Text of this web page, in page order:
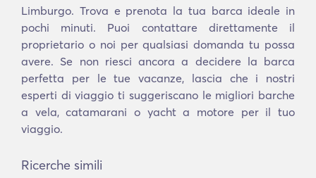
Limburgo. Trova e prenota la tua barca ideale in
pochi minuti. Puoi contattare direttamente il
proprietario o noi per qualsiasi domanda tu possa
avere. Se non riesci ancora a decidere la barca
perfetta per le tue vacanze, lascia che i nostri
esperti di viaggio ti suggeriscano le migliori barche
a vela, catamarani o yacht a motore per il tuo
viaggio.
Ricerche simili